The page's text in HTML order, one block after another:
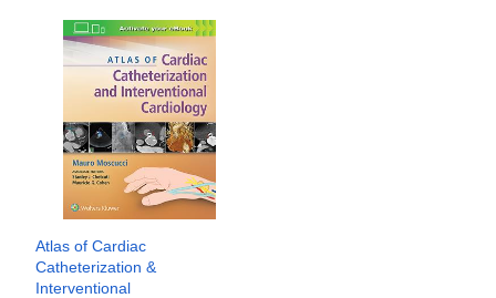
Atlas of Cardiac
Catheterization &
Interventional